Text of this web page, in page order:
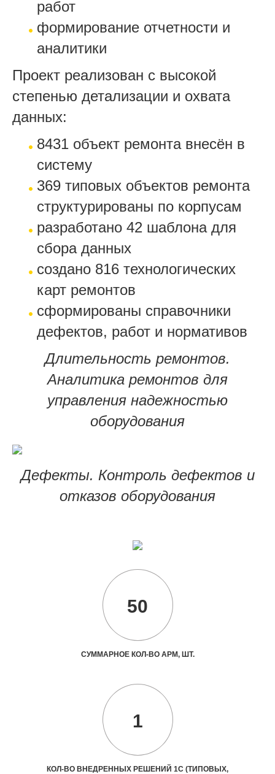
работ
формирование отчетности и
аналитики
Проект реализован с высокой
степенью детализации и охвата
данных:
8431 объект ремонта внесён в
систему
369 типовых объектов ремонта
структурированы по корпусам
разработано 42 шаблона для
сбора данных
создано 816 технологических
карт ремонтов
сформированы справочники
дефектов, работ и нормативов
Длительность ремонтов.
Аналитика ремонтов для
управления надежностью
оборудования
Дефекты. Контроль дефектов и
отказов оборудования
50
СУММАРНОЕ КОЛ-ВО АРМ, ШТ.
1
КОЛ-ВО ВНЕДРЕННЫХ РЕШЕНИЙ 1С (ТИПОВЫХ,